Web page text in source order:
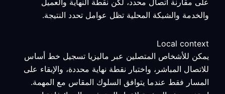
على مقارنة اتصال محدد، لكن نقطة النهاية والعميل
والخدمة والشبكة المحلية تظل عوامل تحدد النتيجة.
Local context
يمكن للأشخاص المتصلين عبر ماليزيا تسجيل خط أساس
للاتصال المباشر، واختبار نقطة نهاية محددة، والإبقاء على
المسار فقط عندما يتوافق السلوك المقاس مع المهمة.